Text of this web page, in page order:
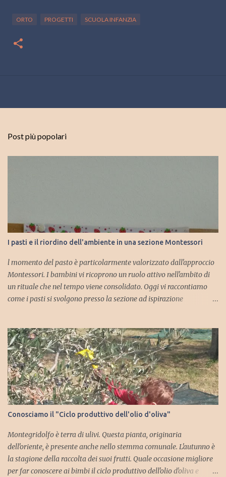
ORTO PROGETTI SCUOLA INFANZIA
Post più popolari
I pasti e il riordino dell'ambiente in una sezione Montessori
l momento del pasto è particolarmente valorizzato dall'approccio
Montessori. I bambini vi ricoprono un ruolo attivo nell'ambito di
un rituale che nel tempo viene consolidato. Oggi vi raccontiamo
come i pasti si svolgono presso la sezione ad ispirazione
si offrono volontariamente. Come è facile immaginare alcuni di
loro vorrebbero ricoprire sempre questo ruolo, mentre altri sono
più restii e vengono incoraggiati dalle insegnanti così da
permettere che ci sia una rotazione e che tutti possano fare questa
esperienza. Il tabellone degli incarichi Sia la colazione che il
pranzo vengono allestiti in sezione. Per la colazione si stabiliscono
due camerieri, mentre per il pranzo, che comporta un maggior
numero di operazioni da svolgere, se ne stabiliscono quattro.
Mantenere il proprio incarico per una settimana insegna al
bambino ...
Conosciamo il "Ciclo produttivo dell'olio d'oliva"
Montegridolfo è terra di ulivi. Questa pianta, originaria
dell'oriente, è presente anche nello stemma comunale. L'autunno è
la stagione della raccolta dei suoi frutti. Quale occasione migliore
per far conoscere ai bimbi il ciclo produttivo dell'olio d'oliva e